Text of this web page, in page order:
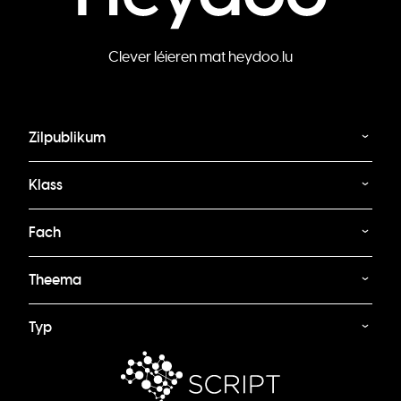
Clever léieren mat heydoo.lu
Zilpublikum
Klass
Fach
Theema
Typ